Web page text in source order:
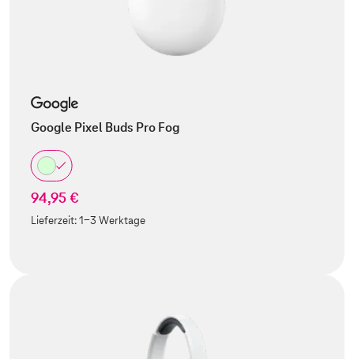
Google Pixel Buds Pro Fog
94,95 €
Lieferzeit:1-3 Werktage